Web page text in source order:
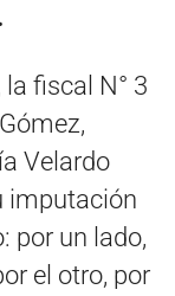
fiscal N° 3
Velardo
imputación
por un lado,
el otro, por